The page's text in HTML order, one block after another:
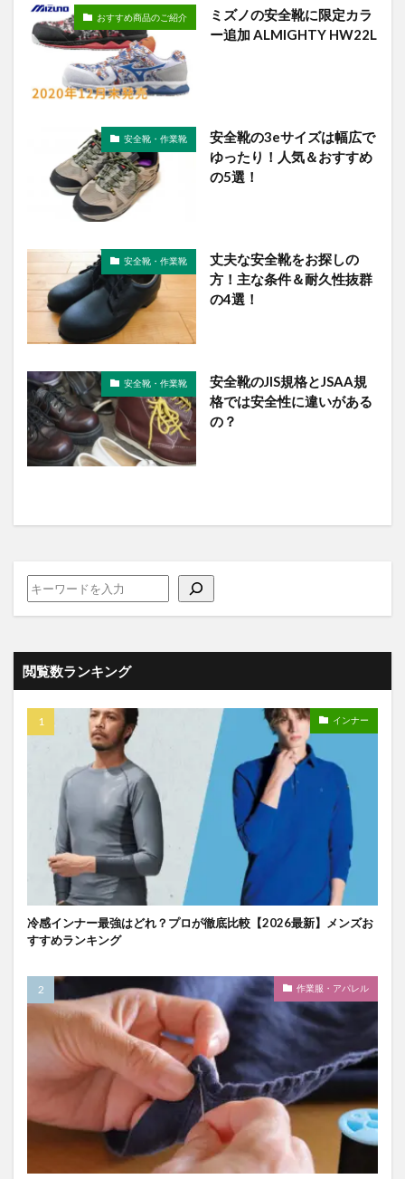
おすすめ商品のご紹介
ミズノの安全靴に限定カラ
ー追加 ALMIGHTY HW22L
安全靴・作業靴
安全靴の3eサイズは幅広で
ゆったり！人気＆おすすめ
の5選！
安全靴・作業靴
丈夫な安全靴をお探しの
方！主な条件＆耐久性抜群
の4選！
安全靴・作業靴
安全靴のJIS規格とJSAA規
格では安全性に違いがある
の？
閲覧数ランキング
インナー
冷感インナー最強はどれ？プロが徹底比較【2026最新】メンズお
すすめランキング
作業服・アパレル